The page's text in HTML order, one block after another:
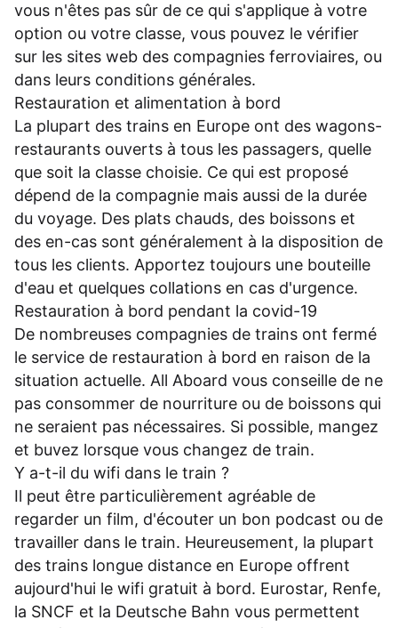
vous n'êtes pas sûr de ce qui s'applique à votre
option ou votre classe, vous pouvez le vérifier
sur les sites web des compagnies ferroviaires, ou
dans leurs conditions générales.
Restauration et alimentation à bord
La plupart des trains en Europe ont des wagons-
restaurants ouverts à tous les passagers, quelle
que soit la classe choisie. Ce qui est proposé
dépend de la compagnie mais aussi de la durée
du voyage. Des plats chauds, des boissons et
des en-cas sont généralement à la disposition de
tous les clients. Apportez toujours une bouteille
d'eau et quelques collations en cas d'urgence.
Restauration à bord pendant la covid-19
De nombreuses compagnies de trains ont fermé
le service de restauration à bord en raison de la
situation actuelle. All Aboard vous conseille de ne
pas consommer de nourriture ou de boissons qui
ne seraient pas nécessaires. Si possible, mangez
et buvez lorsque vous changez de train.
Y a-t-il du wifi dans le train ?
Il peut être particulièrement agréable de
regarder un film, d'écouter un bon podcast ou de
travailler dans le train. Heureusement, la plupart
des trains longue distance en Europe offrent
aujourd'hui le wifi gratuit à bord. Eurostar, Renfe,
la SNCF et la Deutsche Bahn vous permettent